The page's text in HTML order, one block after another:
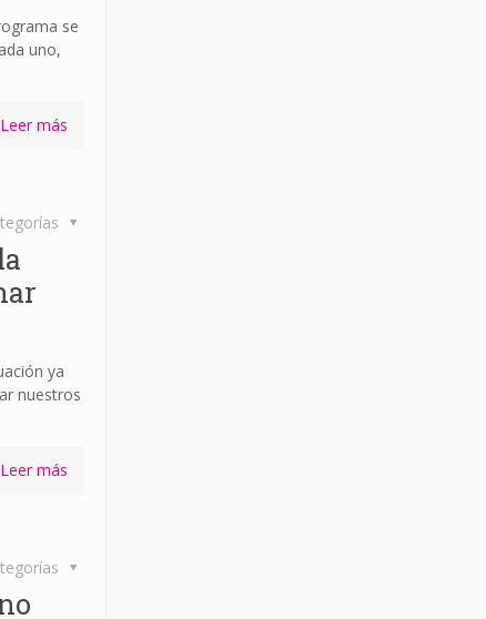
se
uno,
Leer más
ya
nuestros
Leer más